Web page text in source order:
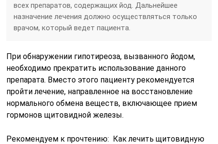
всех препаратов, содержащих йод. Дальнейшее
назначение лечения должно осуществляться только
врачом, который ведет пациента.
При обнаружении гипотиреоза, вызванного йодом,
необходимо прекратить использование данного
препарата. Вместо этого пациенту рекомендуется
пройти лечение, направленное на восстановление
нормального обмена веществ, включающее прием
гормонов щитовидной железы.
Рекомендуем к прочтению: Как лечить щитовидную